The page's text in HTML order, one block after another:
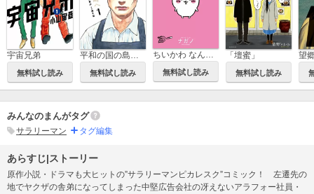
宇宙兄弟
無料試し読み
平和の国の島崎へ
無料試し読み
ちいかわ なんか小さくてかわいいやつ
無料試し読み
「壇蜜」
無料試し読み
望
みんなのまんがタグ
サラリーマン タグ編集
あらすじ|ストーリー
原作小説・ドラマも大ヒットの”サラリーマンピカレスク”コミック！ 左遷先の
地でヤクザの舎弟になってしまった中堅広告会社の冴えないアラフォー社員・